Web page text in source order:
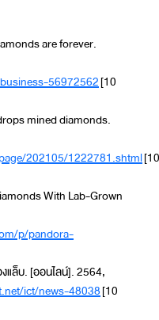
are forever.
56972562[10
mined diamonds.
202105/1222781.shtml[10
With Lab-Grown
p/pandora-
แล็บ. [ออนไลน์]. 2564,
ict/news-48038[10